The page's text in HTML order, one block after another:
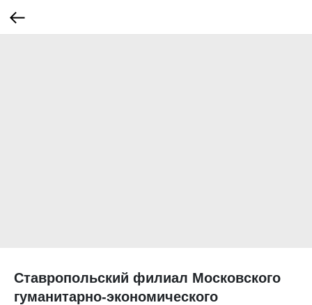
Ставропольский филиал Московского
гуманитарно-экономического